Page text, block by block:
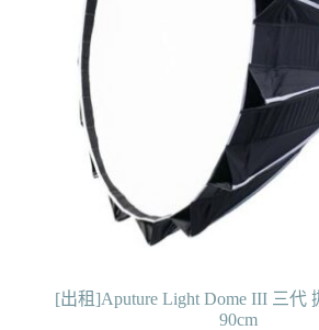
[出租]Aputure Light Dome III 三代
90cm